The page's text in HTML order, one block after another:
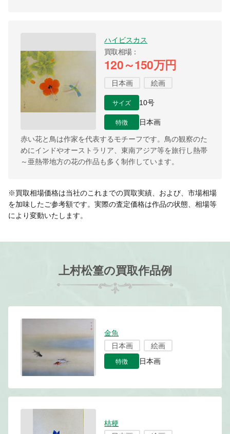
ハイビスカス
買取相場
120～150万円
日本画 絵画
サイズ 10号
特徴 日本画
赤い花と鳥は作家を代表するモチーフです。鳥の観察のた
めにインドやオーストラリア、東南アジア等を旅行し熱帯
～亜熱帯地方の花の作品も多く制作しています。
※買取相場価格は当社のこれまでの買取実績、および、市場相場
を加味したご参考額です。実際の査定価格は作品の状態、相場等
により変動いたします。
上村松篁の買取作品例
金魚
日本画
絵画
特徴 日本画
桔梗